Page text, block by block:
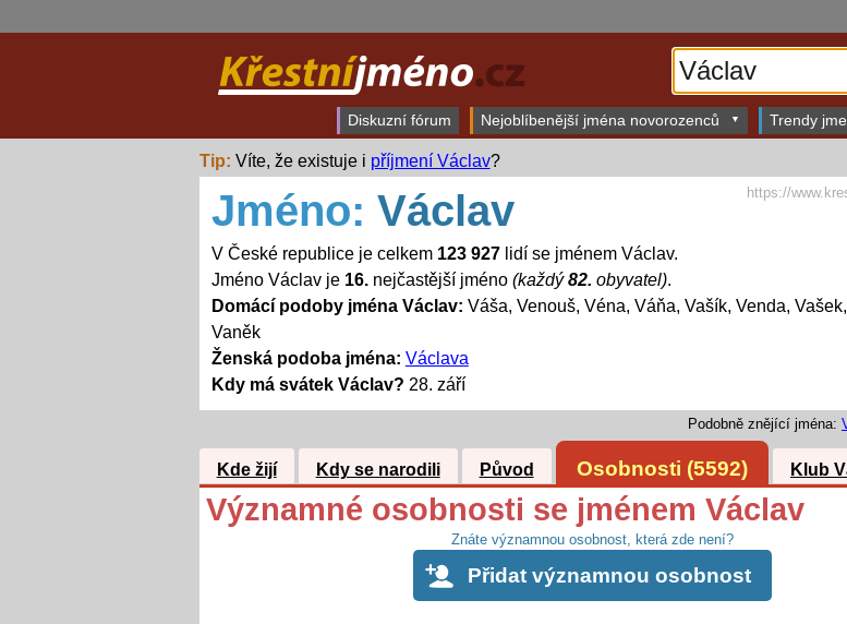
Diskuzní fórum Nejoblíbenější jména novorozenců Trendy
Tip: Víte, že existuje i příjmení Václav?
Jméno: Václav
V České republice je celkem 123 927lidí se jménem Václav.
Jméno Václav je 16.nejčastější jméno (každý82. obyvatel).
Domácí podoby jména Václav: Váša, Venouš, Véna, Váňa, Vašík, Venda,
Vaněk
Ženská podoba jména: Václava
Kdy má svátek Václav? 28. září
https://
Podobně znějící jména:
Kde žijí Kdy se narodili Původ Osobnosti (5592) Klub
Významné osobnosti se jménem Václav
Znáte významnou osobnost, která zde není?
Přidat významnou osobnost